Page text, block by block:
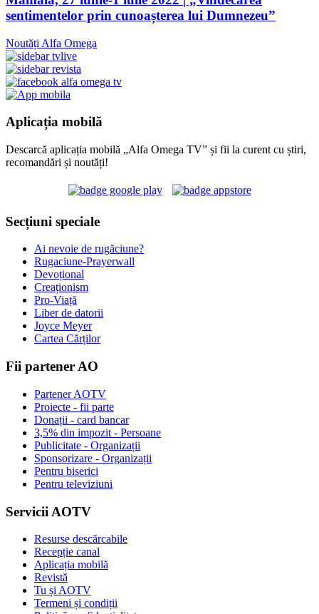
sentimentelor prin cunoașterea lui Dumnezeu”
Noutăți Alfa Omega
Aplicația mobilă
Descarcă aplicația mobilă „Alfa Omega TV” și fii la curent cu știri,
recomandări și noutăți!
Secțiuni speciale
Ai nevoie de rugăciune?
Rugaciune-Prayerwall
Devoțional
Creaționism
Pro-Viață
Liber de datorii
Joyce Meyer
Cartea Cărților
Fii partener AO
Partener AOTV
Proiecte - fii parte
Donații - card bancar
3,5% din impozit - Persoane
Publicitate - Organizații
Sponsorizare - Organizații
Pentru biserici
Pentru televiziuni
Servicii AOTV
Resurse descărcabile
Recepție canal
Aplicația mobilă
Revistă
Tu și AOTV
Termeni și condiții